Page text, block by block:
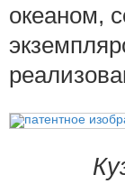
океаном,